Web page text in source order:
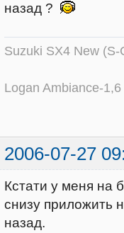
назад ?
Suzuki SX4 New (S-
Logan Ambiance-
2006-07-27
Кстати у меня на
снизу приложить
назад.